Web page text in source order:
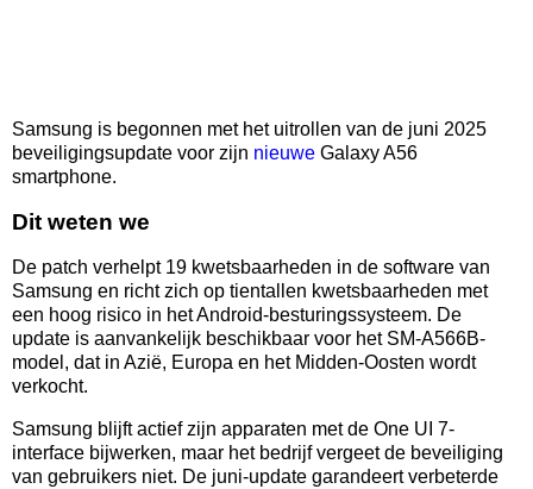
Samsung is begonnen met het uitrollen van de juni 2025
beveiligingsupdate voor zijn nieuwe Galaxy A56
smartphone.
Dit weten we
De patch verhelpt 19 kwetsbaarheden in de software van
Samsung en richt zich op tientallen kwetsbaarheden met
een hoog risico in het Android-besturingssysteem. De
update is aanvankelijk beschikbaar voor het SM-A566B-
model, dat in Azië, Europa en het Midden-Oosten wordt
verkocht.
Samsung blijft actief zijn apparaten met de One UI 7-
interface bijwerken, maar het bedrijf vergeet de beveiliging
van gebruikers niet. De juni-update garandeert verbeterde